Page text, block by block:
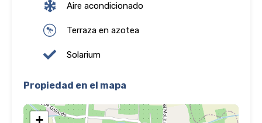
Aire acondicionado
Terraza en azotea
Solarium
Propiedad en el mapa
+